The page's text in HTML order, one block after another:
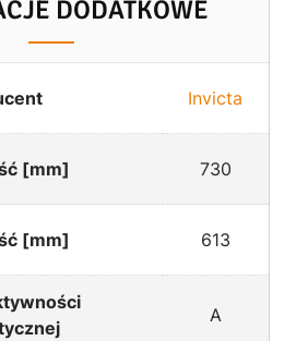
DODATKOWE
Invicta
[mm] 730
[mm] 613
A